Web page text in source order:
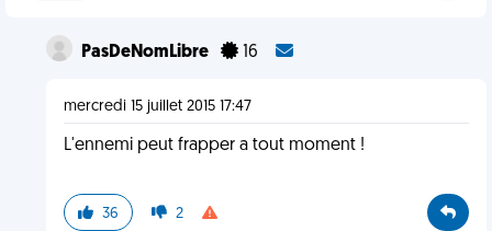
PasDeNomLibre 16
mercredi 15 juillet 2015 17:47
L'ennemi peut frapper a tout moment !
36 2